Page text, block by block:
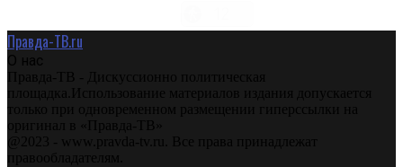
Правда-ТВ.ru
О нас
Правда-ТВ - Дискуссионно политическая
площадка.Использование материалов издания допускается
только при одновременном размещении гиперссылки на
оригинал в «Правда-ТВ»
@2023 - www.pravda-tv.ru. Все права принадлежат
правообладателям.